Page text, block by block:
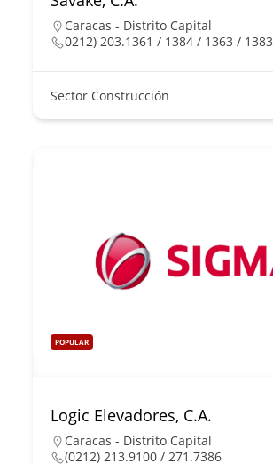
Caracas - Distrito Capital
0212) 203.1361 / 1384 / 1363 / 1383
Sector Construcción
POPULAR
Logic Elevadores, C.A.
Caracas - Distrito Capital
(0212) 213.9100 / 271.7386